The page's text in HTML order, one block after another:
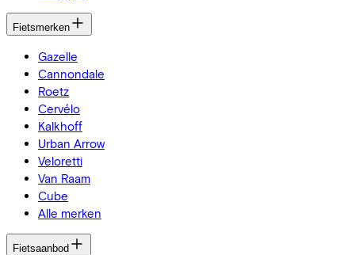
Fietsmerken
Gazelle
Cannondale
Roetz
Cervélo
Kalkhoff
Urban Arrow
Veloretti
Van Raam
Cube
Alle merken
Fietsaanbod